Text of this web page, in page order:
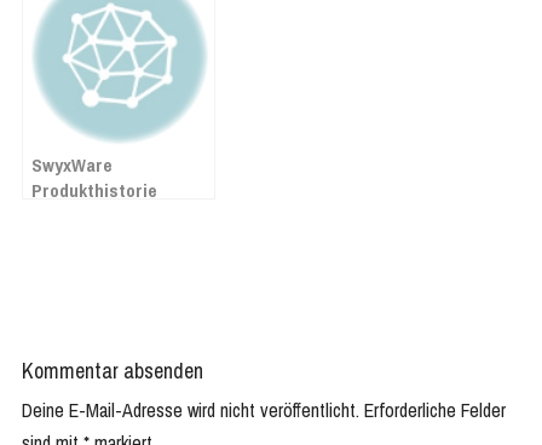
SwyxWare
Produkthistorie
Kommentar absenden
Deine E-Mail-Adresse wird nicht veröffentlicht. Erforderliche Felder